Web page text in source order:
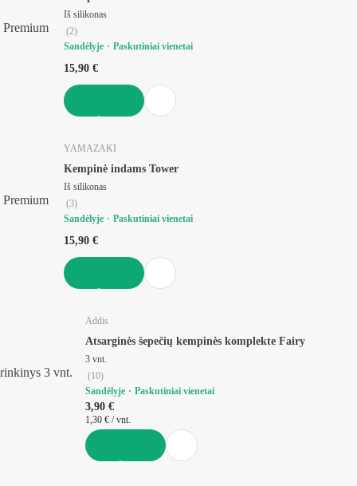
Premium
Iš silikonas
(2)
Sandėlyje
Paskutiniai vienetai
15,90 €
Premium
YAMAZAKI
Kempinė indams Tower
Iš silikonas
(3)
Sandėlyje
Paskutiniai vienetai
15,90 €
rinkinys 3 vnt.
Addis
Atsarginės šepečių kempinės komplekte Fairy
3 vnt.
(10)
Sandėlyje
Paskutiniai vienetai
3,90 €
1,30 € / vnt.